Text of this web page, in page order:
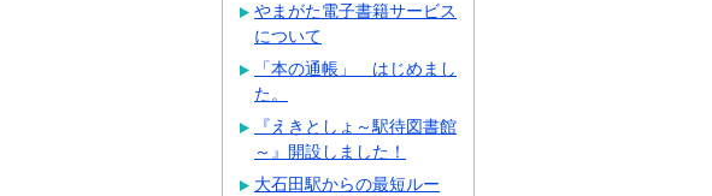
やまがた電子書籍サービス
について
「本の通帳」 はじめまし
た。
『えきとしょ～駅待図書館
～』開設しました！
大石田駅からの最短ルー